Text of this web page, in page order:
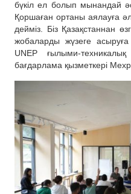
бүкіл ел болып мынандай
Қоршаған ортаны аялауға
дейміз. Біз Қазақстаннан
жобаларды жүзеге
UNEP ғылыми-
бағдарлама қызметкері